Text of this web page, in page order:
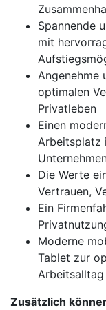
Spannende
mit
Angenehme
optimalen
Privatleben
Einen
Arbeitsplatz
Die Werte
Vertrauen,
Ein
Moderne
Tablet zur
Arbeitsalltag
Zusätzlich